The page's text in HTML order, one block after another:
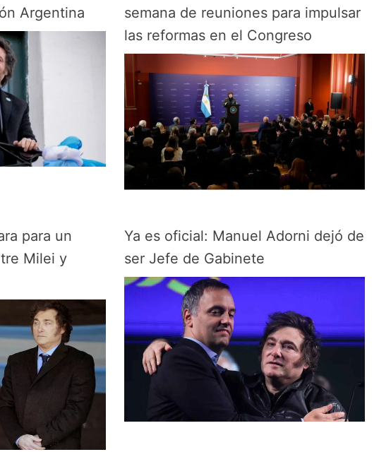
Argentina
semana de reuniones para impulsar
las reformas en el Congreso
para un
Milei y
Ya es oficial: Manuel Adorni dejó de
ser Jefe de Gabinete